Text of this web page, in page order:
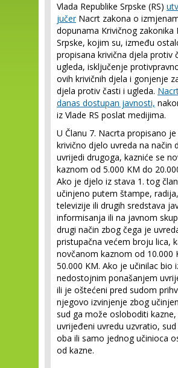
Vlada Republike Srpske (RS)
jučerNacrt zakona o
dopunama Krivičnog zakonika
Srpske, kojim su, između
propisana krivična djela protiv
ugleda, isključenje
ovih krivičnih djela i gonjenje
djela protiv časti i ugleda.
danas dostupan javnosti,
iz Vlade RS poslat medijima.
U Članu 7. Nacrta propisano
krivično djelo uvreda na način
uvrijedi drugoga, kazniće se
kaznom od 5.000 KM do
Ako je djelo iz stava 1. tog
učinjeno putem štampe, radija,
televizije ili drugih sredstava
informisanja ili na javnom
drugi način zbog čega je
pristupačna većem broju lica,
novčanom kaznom od 10.000
50.000 KM. Ako je učinilac bio
nedostojnim ponašanjem
ili je oštećeni pred sudom
njegovo izvinjenje zbog
sud ga može osloboditi
uvrijeđeni uvredu uzvratio,
oba ili samo jednog učinioca
od kazne.